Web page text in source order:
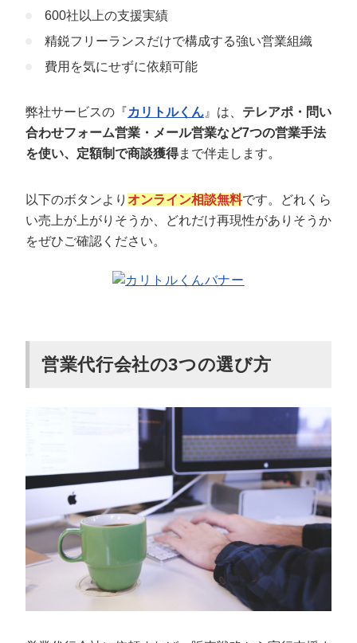
600社以上の支援実績
精鋭フリーランスだけで構成する強い営業組織
費用を気にせずに依頼可能
弊社サービスの『カリトルくん 』は、 テレアポ・問い
合わせフォーム営業・メール営業など7つの営業手法
を使い、定額制で商談獲得まで伴走します。
以下のボタンより オンライン相談無料です。どれくら
い売上が上がりそうか、どれだけ再現性がありそうか
をぜひご確認ください。
営業代行会社の3つの選び方